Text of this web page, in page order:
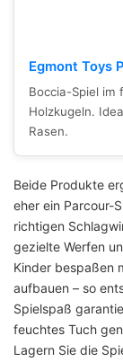
Egmont Toys
Boccia-Spiel im
Holzkugeln.
Rasen.
Beide Produkte
eher ein Parcour-
richtigen
gezielte Werfen
Kinder bespaßen
aufbauen – so
Spielspaß
feuchtes Tuch
Lagern Sie die